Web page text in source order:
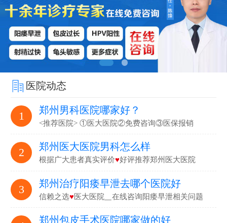
医院动态
1 郑州男科医院哪家好？
<推荐医院> ①医大医院②免费咨询③医保报销
2 郑州医大医院男科怎么样
根据广大患者真实评价♥好评推荐郑州医大医院
3 郑州治疗阳痿早泄去哪个医院好
信赖之选♥医大医院▁在线咨询阳痿早泄相关问题
郑州包皮手术医院哪家做的好